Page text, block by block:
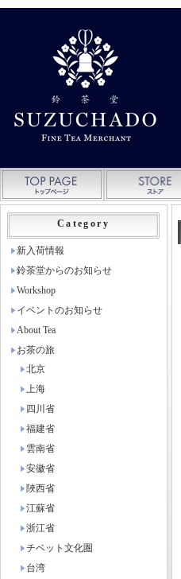
Category
新入荷情報
鈴茶堂からのお知らせ
Workshop
イベントのお知らせ
About Tea
お茶の旅
北京
上海
四川省
福建省
雲南省
安徽省
陜西省
江蘇省
浙江省
チベット文化圏
台湾